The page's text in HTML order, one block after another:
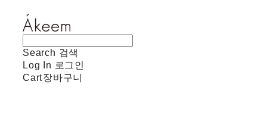
Search 검색
Log In 로그인
Cart장바구니